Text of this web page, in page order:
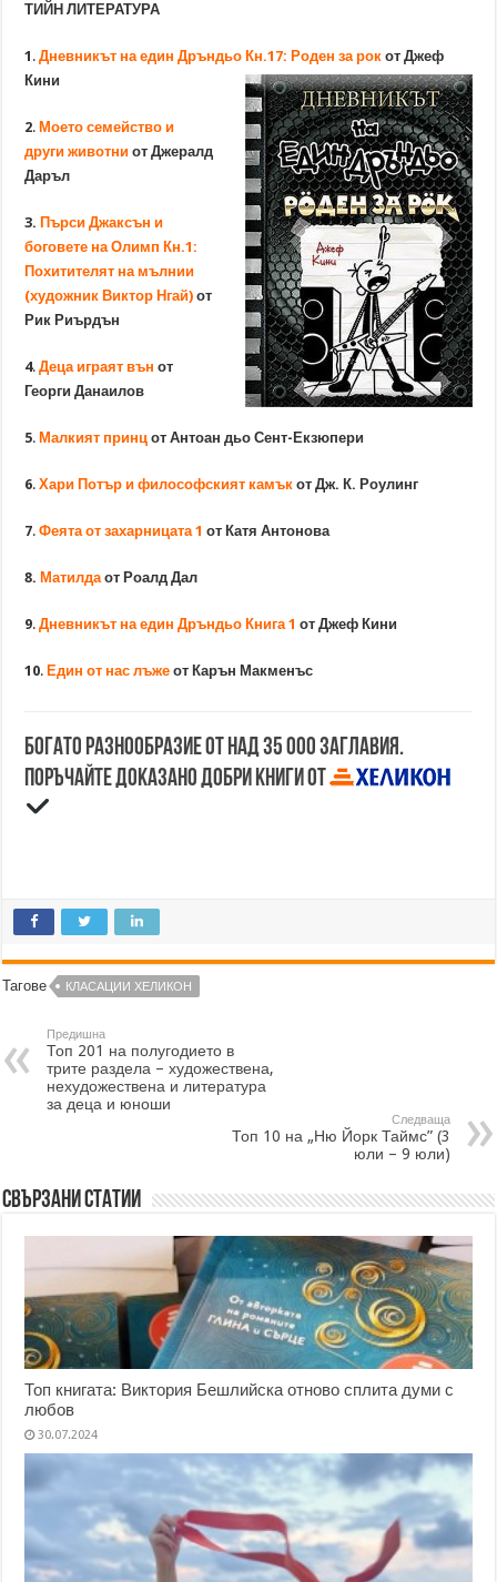
ТИЙН ЛИТЕРАТУРА
1 .Дневникът на един Дръндьо Кн.17: Роден за рок от Джеф
Кини
2. Моето семейство и
други животни от Джералд
Даръл
3. Пърси Джаксън и
боговете на Олимп Кн.1:
Похитителят на мълнии
(художник Виктор Нгай) от
Рик Риърдън
4.Деца играят вън от
Георги Данаилов
5. Малкият принц от Антоан дьо Сент-Екзюпери
6.Хари Потър и философският камък от Дж. К. Роулинг
7.Феята от захарницата 1 от Катя Антонова
8. Матилдаот Роалд Дал
9.Дневникът на един Дръндьо Книга 1 от Джеф Кини
10. Един от нас лъже от Карън Макменъс
Богато разнообразие от над 35 000 заглавия.
Поръчайте доказано добри книги от
Тагове КЛАСАЦИИ ХЕЛИКОН
Предишна
Топ 201 на полугодието в
трите раздела – художествена,
нехудожествена и литература
за деца и юноши
Следваща
Топ 10 на „Ню Йорк Таймс” (3
юли – 9 юли)
Свързани статии
Топ книгата: Виктория Бешлийска отново сплита думи с
любов
30.07.2024